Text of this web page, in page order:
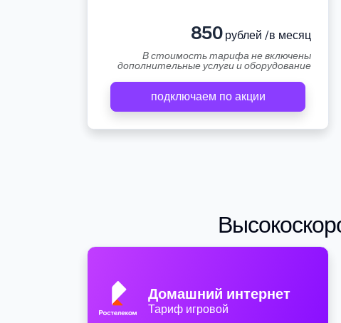
850рублей /в месяц
В стоимость тарифа не включены
дополнительные услуги и оборудование
подключаем по акции
Домашний интернет
Тариф игровой